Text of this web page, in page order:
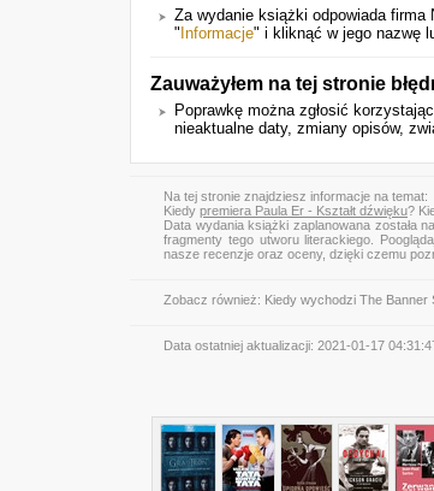
Za wydanie książki odpowiada
" Informacje" i kliknąć w jego nazwę
Zauważyłem na tej stronie
Poprawkę można zgłosić
nieaktualne daty, zmiany opisów,
Na tej stronie znajdziesz informacje na temat:
Kiedy premiera Paula Er - Kształt dźwięku?
Data wydania książki zaplanowana została
fragmenty tego utworu literackiego.
nasze recenzje oraz oceny, dzięki czemu
Zobacz również: Kiedy wychodzi The Banner
Data ostatniej aktualizacji: 2021-01-17